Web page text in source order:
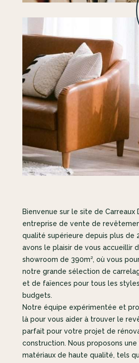
Bienvenue sur le site de Carreaux
entreprise de vente de
qualité supérieure depuis plus de
avons le plaisir de vous accueillir
showroom de 390m², où vous
notre grande sélection de
et de faïences pour tous les
budgets.
Notre équipe expérimentée et
là pour vous aider à trouver le
parfait pour votre projet de
construction. Nous proposons
matériaux de haute qualité, tels